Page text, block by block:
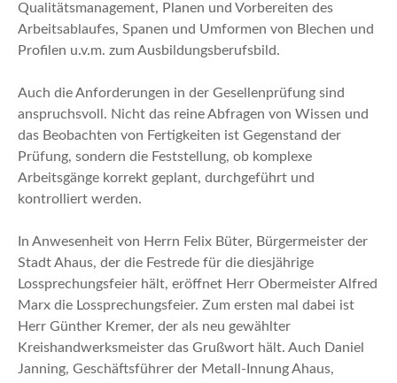
Qualitätsmanagement, Planen und Vorbereiten des
Arbeitsablaufes, Spanen und Umformen von Blechen und
Profilen u.v.m. zum Ausbildungsberufsbild.
Auch die Anforderungen in der Gesellenprüfung sind
anspruchsvoll. Nicht das reine Abfragen von Wissen und
das Beobachten von Fertigkeiten ist Gegenstand der
Prüfung, sondern die Feststellung, ob komplexe
Arbeitsgänge korrekt geplant, durchgeführt und
kontrolliert werden.
In Anwesenheit von Herrn Felix Büter, Bürgermeister der
Stadt Ahaus, der die Festrede für die diesjährige
Lossprechungsfeier hält, eröffnet Herr Obermeister Alfred
Marx die Lossprechungsfeier. Zum ersten mal dabei ist
Herr Günther Kremer, der als neu gewählter
Kreishandwerksmeister das Grußwort hält. Auch Daniel
Janning, Geschäftsführer der Metall-Innung Ahaus,